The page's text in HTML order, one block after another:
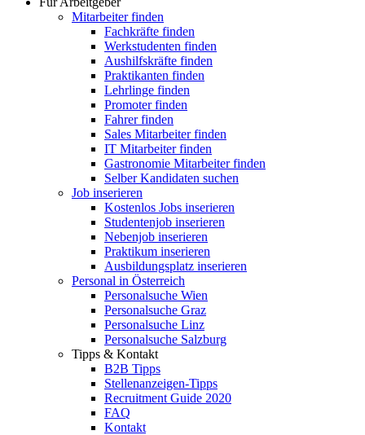
Mitarbeiter finden
Fachkräfte finden
Werkstudenten finden
Aushilfskräfte finden
Praktikanten finden
Lehrlinge finden
Promoter finden
Fahrer finden
Sales Mitarbeiter finden
IT Mitarbeiter finden
Gastronomie Mitarbeiter finden
Selber Kandidaten suchen
Job inserieren
Kostenlos Jobs inserieren
Studentenjob inserieren
Nebenjob inserieren
Praktikum inserieren
Ausbildungsplatz inserieren
Personal in Österreich
Personalsuche Wien
Personalsuche Graz
Personalsuche Linz
Personalsuche Salzburg
Tipps & Kontakt
B2B Tipps
Stellenanzeigen-Tipps
Recruitment Guide 2020
FAQ
Kontakt